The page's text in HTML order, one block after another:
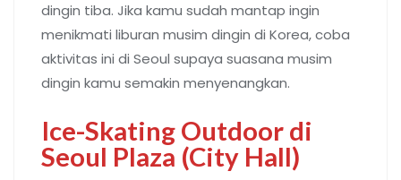
dingin tiba. Jika kamu sudah mantap ingin
menikmati liburan musim dingin di Korea, coba
aktivitas ini di Seoul supaya suasana musim
dingin kamu semakin menyenangkan.
Ice-Skating Outdoor di
Seoul Plaza (City Hall)